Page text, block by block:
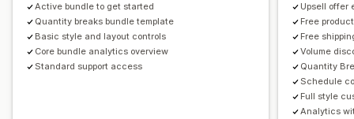
Míry prokliku Konverzní poměry Výkonnost doporučení
Active bundle to get started
Quantity breaks bundle template
Basic style and layout controls
Core bundle analytics overview
Standard support access
Upsell offer
Free
Free
Volume
Quantity
Schedule
Full style
Analytics